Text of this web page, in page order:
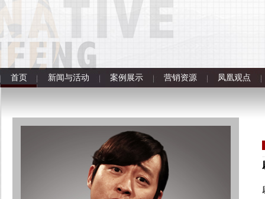
首页 新闻与活动 案例展示 营销资源 凤凰观点